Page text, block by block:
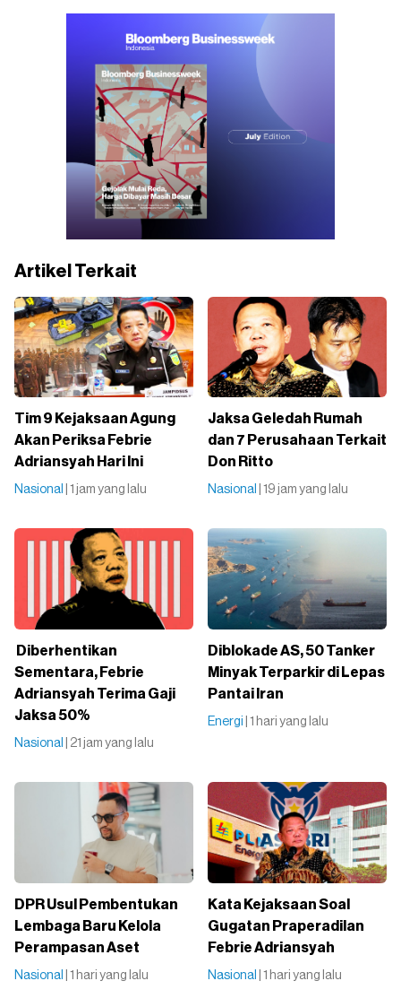
Artikel Terkait
Tim 9 Kejaksaan Agung
Akan Periksa Febrie
Adriansyah Hari Ini
Nasional | 1 jam yang lalu
Jaksa Geledah Rumah
dan 7 Perusahaan Terkait
Don Ritto
Nasional | 19 jam yang lalu
Diberhentikan
Sementara, Febrie
Adriansyah Terima Gaji
Jaksa 50%
Nasional | 21 jam yang lalu
Diblokade AS, 50 Tanker
Minyak Terparkir di Lepas
Pantai Iran
Energi | 1 hari yang lalu
DPR Usul Pembentukan
Lembaga Baru Kelola
Perampasan Aset
Nasional | 1 hari yang lalu
Kata Kejaksaan Soal
Gugatan Praperadilan
Febrie Adriansyah
Nasional | 1 hari yang lalu